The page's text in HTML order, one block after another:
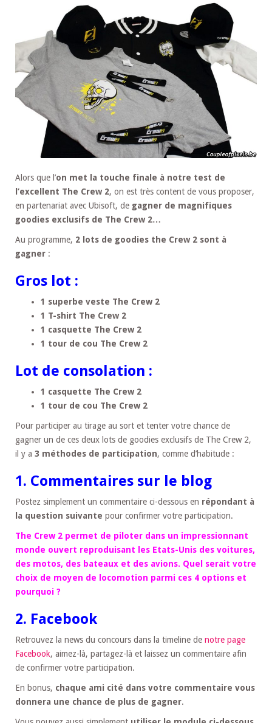
Alors que l’on met la touche finale à notre test de
l’excellent The Crew 2, on est très content de vous proposer,
en partenariat avec Ubisoft, de gagner de magnifiques
goodies exclusifs de The Crew 2…
Au programme, 2 lots de goodies the Crew 2 sont à
gagner :
Gros lot :
1 superbe veste The Crew 2
1 T-shirt The Crew 2
1 casquette The Crew 2
1 tour de cou The Crew 2
Lot de consolation :
1 casquette The Crew 2
1 tour de cou The Crew 2
Pour participer au tirage au sort et tenter votre chance de
gagner un de ces deux lots de goodies exclusifs de The Crew 2,
il y a 3 méthodes de participation, comme d’habitude :
1. Commentaires sur le blog
Postez simplement un commentaire ci-dessous en répondant à
la question suivante pour confirmer votre participation.
The Crew 2 permet de piloter dans un impressionnant
monde ouvert reproduisant les Etats-Unis des voitures,
des motos, des bateaux et des avions. Quel serait votre
choix de moyen de locomotion parmi ces 4 options et
pourquoi ?
2. Facebook
Retrouvez la news du concours dans la timeline de notre page
Facebook, aimez-là, partagez-là et laissez un commentaire afin
de confirmer votre participation.
En bonus, chaque ami cité dans votre commentaire vous
donnera une chance de plus de gagner.